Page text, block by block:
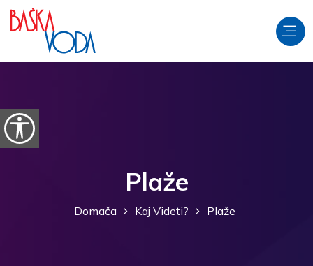
Preskoči na vsebino
Odpri možnosti dostopnosti
Plaže
Domača Kaj Videti? Plaže